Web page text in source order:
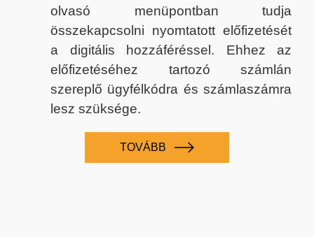
olvasó menüpontban tudja
összekapcsolni nyomtatott előfizetését
a digitális hozzáféréssel. Ehhez az
előfizetéséhez tartozó számlán
szereplő ügyfélkódra és számlaszámra
lesz szüksége.
TOVÁBB